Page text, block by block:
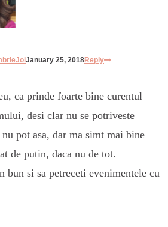
January 25, 2018Reply
ca prinde foarte bine curentul
desi clar nu se potriveste
pot asa, dar ma simt mai bine
de putin, daca nu de tot.
bun si sa petreceti evenimentele cu